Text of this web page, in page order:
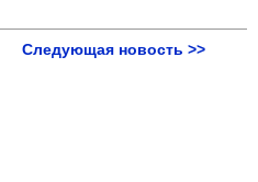
Следующая новость >>